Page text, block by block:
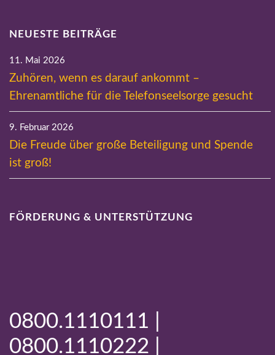
NEUESTE BEITRÄGE
11. Mai 2026
Zuhören, wenn es darauf ankommt –
Ehrenamtliche für die Telefonseelsorge gesucht
9. Februar 2026
Die Freude über große Beteiligung und Spende
ist groß!
FÖRDERUNG & UNTERSTÜTZUNG
0800.1110111 |
0800.1110222 |